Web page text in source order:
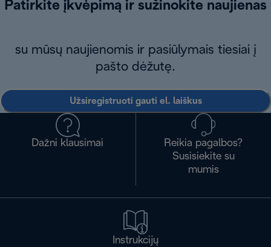
Patirkite įkvėpimą ir sužinokite naujienas
su mūsų naujienomis ir pasiūlymais tiesiai į
pašto dėžutę.
Užsiregistruoti gauti el. laiškus
Dažni klausimai
Reikia pagalbos?
Susisiekite su
mumis
Instrukcijų